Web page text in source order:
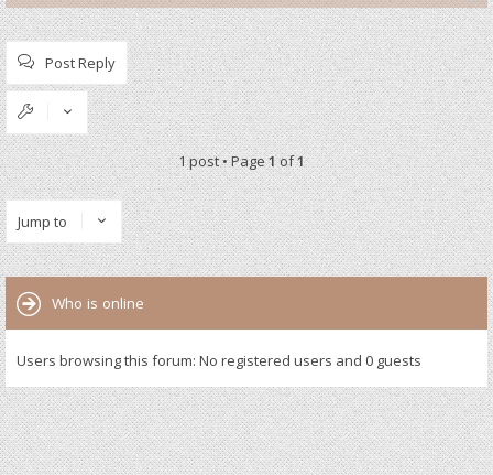
T
o
p
Post Reply
1 post • Page1of1
Jump to
Who is online
Users browsing this forum: No registered users and 0 guests